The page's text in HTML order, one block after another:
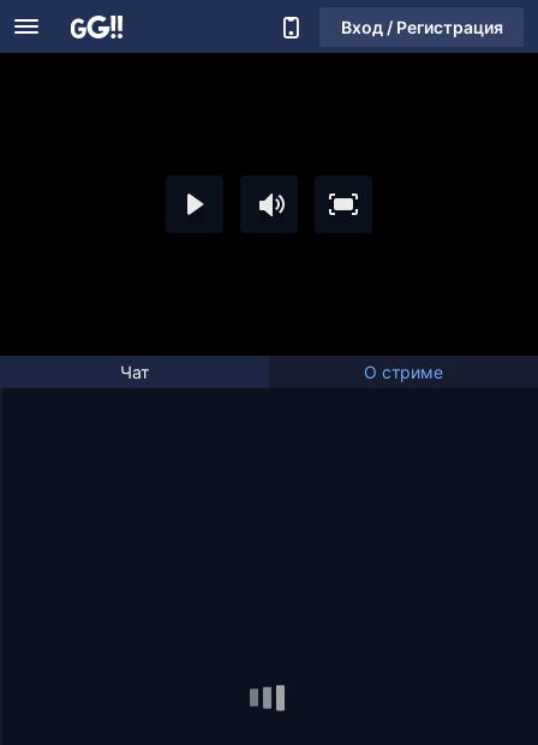
Вход / Регистрация
Чат О стриме